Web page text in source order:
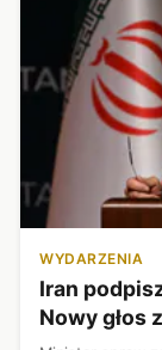
WYDARZENIA
Iran
Nowy głos